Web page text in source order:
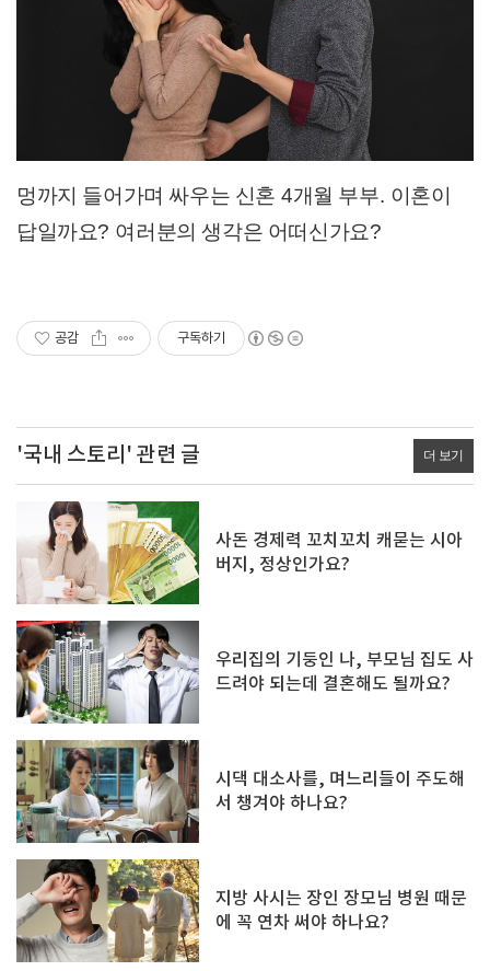
멍까지 들어가며 싸우는 신혼 4개월 부부. 이혼이
답일까요? 여러분의 생각은 어떠신가요?
공감 구독하기
'국내 스토리' 관련 글 더 보기
사돈 경제력 꼬치꼬치 캐묻는 시아
버지, 정상인가요?
우리집의 기둥인 나, 부모님 집도 사
드려야 되는데 결혼해도 될까요?
시댁 대소사를, 며느리들이 주도해
서 챙겨야 하나요?
지방 사시는 장인 장모님 병원 때문
에 꼭 연차 써야 하나요?